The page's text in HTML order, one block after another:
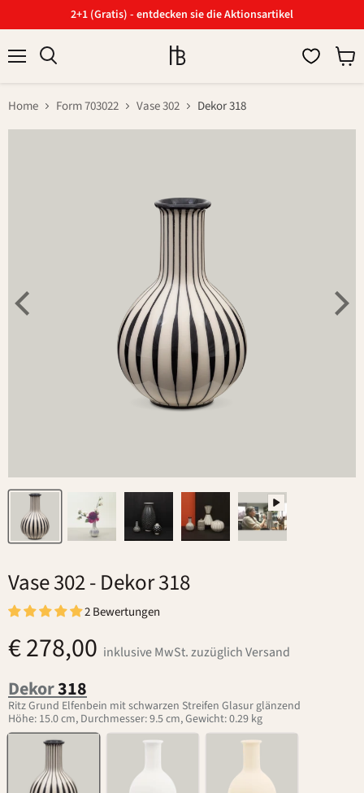
2+1 (Gratis) - entdecken sie die Aktionsartikel
Home Form 703022 Vase 302 Dekor 318
Vase 302- Dekor 318
2 Bewertungen
€ 278,00 inklusive MwSt. zuzüglich Versand
Dekor318
Ritz Grund Elfenbein mit schwarzen Streifen Glasur glänzend
Höhe: 15.0 cm, Durchmesser: 9.5 cm, Gewicht: 0.29 kg